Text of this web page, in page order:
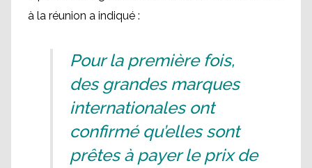
à la réunion a indiqué :
Pour la première fois,
des grandes marques
internationales ont
confirmé qu’elles sont
prêtes à payer le prix de